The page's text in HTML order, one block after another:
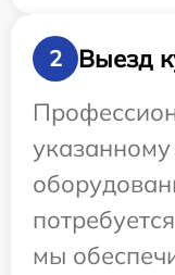
2
Выезд
мы